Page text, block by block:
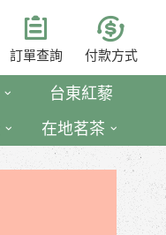
訂單查詢 付款方式
台東紅藜
在地茗茶